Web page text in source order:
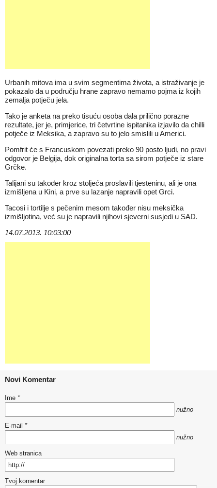
Urbanih mitova ima u svim segmentima života, a istraživanje je
pokazalo da u području hrane zapravo nemamo pojma iz kojih
zemalja potječu jela.
Tako je anketa na preko tisuću osoba dala prilično porazne
rezultate, jer je, primjerice, tri četvrtine ispitanika izjavilo da chilli
potječe iz Meksika, a zapravo su to jelo smislili u Americi.
Pomfrit će s Francuskom povezati preko 90 posto ljudi, no pravi
odgovor je Belgija, dok originalna torta sa sirom potječe iz stare
Grčke.
Talijani su također kroz stoljeća proslavili tjesteninu, ali je ona
izmišljena u Kini, a prve su lazanje napravili opet Grci.
Tacosi i tortilje s pečenim mesom također nisu meksička
izmišljotina, već su je napravili njihovi sjeverni susjedi u SAD.
14.07.2013. 10:03:00
Novi Komentar
Ime *
nužno
E-mail *
nužno
Web stranica
Tvoj komentar